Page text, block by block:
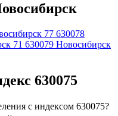
77 630078
71 630079 Новосибирск
630075
с индексом 630075?